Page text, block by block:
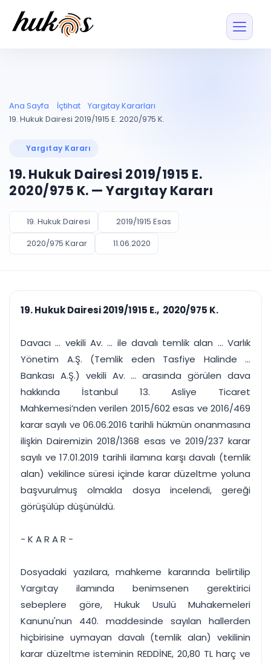
Entegrasyonu
UYAP ile otomatik
UYAP Evrak
Entegrasyonu
UETS Entegrasyonu
Tebligatları anında
Müvekkil ve taraf
Vekalet
PLANLAMA & TAKİP
Pano ve Takip
Duruşma ve görev
takvimi
Bildirim
takibi
rapor
Tek panelde uçtan uca yönetim
UYAP & UETS entegrasyonundan finansa, hepsi bir arada.
Tüm özellikleri inceleyin Ücretsiz Başlayın
Blog
Ücretsiz Başlayın Giriş Yap
Ana Sayfa İçtihat
Yargıtay Kararları
19. Hukuk Dairesi 2019/1915 E. 2020/975 K.
Yargıtay Kararı
19. Hukuk Dairesi 2019/1915 E.
2020/975 K. — Yargıtay Kararı
19. Hukuk Dairesi
2019/1915 Esas
2020/975 Karar
11.06.2020
19. Hukuk Dairesi 2019/1915 E., 2020/975 K.
Davacı ... vekili Av. ... ile davalı temlik alan ... Varlık
Yönetim A.Ş. (Temlik eden Tasfiye Halinde ...
Bankası A.Ş.) vekili Av. ... arasında görülen dava
hakkında İstanbul 13. Asliye Ticaret
Mahkemesi’nden verilen 2015/602 esas ve 2016/469
karar sayılı ve 06.06.2016 tarihli hükmün onanmasına
ilişkin Dairemizin 2018/1368 esas ve 2019/237 karar
sayılı ve 17.01.2019 tarihli ilamına karşı davalı (temlik
alan) vekilince süresi içinde karar düzeltme yoluna
başvurulmuş olmakla dosya incelendi, gereği
görüşülüp düşünüldü.
- K A R A R -
Dosyadaki yazılara, mahkeme kararında belirtilip
Yargıtay ilamında benimsenen gerektirici
sebeplere göre, Hukuk Usulü Muhakemeleri
Kanunu'nun 440. maddesinde sayılan hallerden
hiçbirisine uymayan davalı (temlik alan) vekilinin
karar düzeltme isteminin REDDİNE, 20,80 TL harç ve